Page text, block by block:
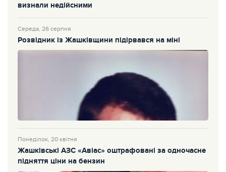
визнали недійсними
Середа, 26 серпня
Розвідник із Жашківщини підірвався на міні
Понеділок, 20 квітня
Жашківські АЗС «Авіас» оштрафовані за одночасне
підняття ціни на бензин